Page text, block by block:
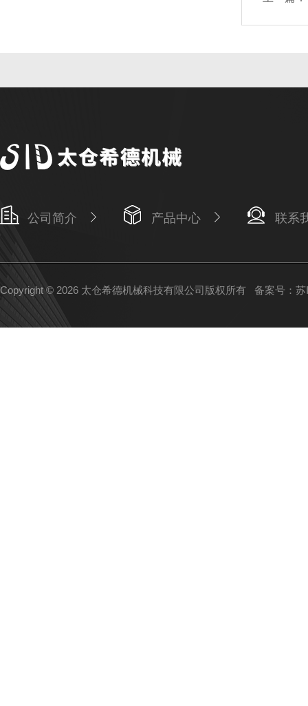
公司简介 产品中心 联系
Copyright © 2026 太仓希德机械科技有限公司版权所有 备案号：